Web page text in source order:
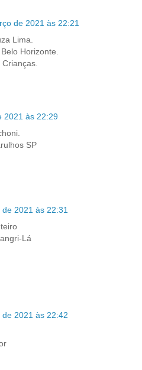
de 2021 às 22:21
Lima.
Horizonte.
2021 às 22:29
SP
2021 às 22:31
Lá
de 2021 às 22:42